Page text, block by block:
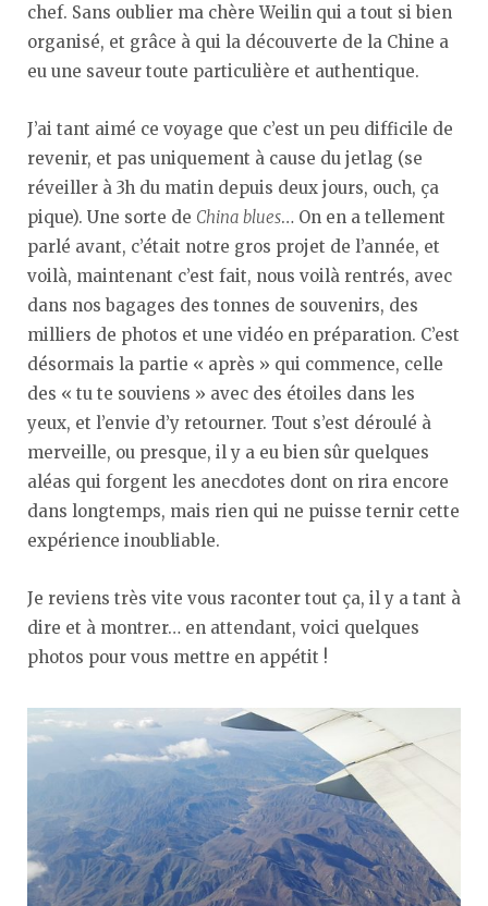
chef. Sans oublier ma chère Weilin qui a tout si bien
organisé, et grâce à qui la découverte de la Chine a
eu une saveur toute particulière et authentique.
J’ai tant aimé ce voyage que c’est un peu difficile de
revenir, et pas uniquement à cause du jetlag (se
réveiller à 3h du matin depuis deux jours, ouch, ça
pique). Une sorte de China blues… On en a tellement
parlé avant, c’était notre gros projet de l’année, et
voilà, maintenant c’est fait, nous voilà rentrés, avec
dans nos bagages des tonnes de souvenirs, des
milliers de photos et une vidéo en préparation. C’est
désormais la partie « après » qui commence, celle
des « tu te souviens » avec des étoiles dans les
yeux, et l’envie d’y retourner. Tout s’est déroulé à
merveille, ou presque, il y a eu bien sûr quelques
aléas qui forgent les anecdotes dont on rira encore
dans longtemps, mais rien qui ne puisse ternir cette
expérience inoubliable.
Je reviens très vite vous raconter tout ça, il y a tant à
dire et à montrer… en attendant, voici quelques
photos pour vous mettre en appétit !